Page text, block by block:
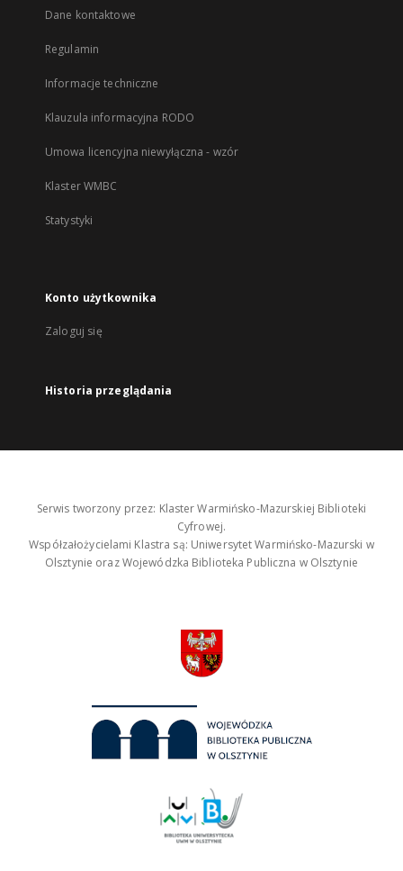
Dane kontaktowe
Regulamin
Informacje techniczne
Klauzula informacyjna RODO
Umowa licencyjna niewyłączna - wzór
Klaster WMBC
Statystyki
Konto użytkownika
Zaloguj się
Historia przeglądania
Serwis tworzony przez: Klaster Warmińsko-Mazurskiej Biblioteki
Cyfrowej.
Współzałożycielami Klastra są: Uniwersytet Warmińsko-Mazurski w
Olsztynie oraz Wojewódzka Biblioteka Publiczna w Olsztynie